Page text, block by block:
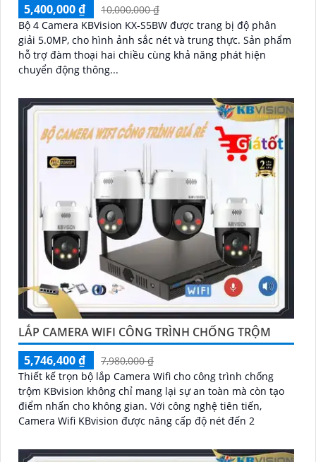
5,400,000 ₫
10,000,000 ₫
Bộ 4 Camera KBVision KX-S5BW được trang bị độ phân
giải 5.0MP, cho hình ảnh sắc nét và trung thực. Sản phẩm
hỗ trợ đàm thoại hai chiều cùng khả năng phát hiện
chuyển động thông...
LẮP CAMERA WIFI CÔNG TRÌNH CHỐNG TRỘM
5,746,400 ₫
7,980,000 ₫
Thiết kế trọn bộ lắp Camera Wifi cho công trình chống
trộm KBvision không chỉ mang lại sự an toàn mà còn tạo
điểm nhấn cho không gian. Với công nghệ tiên tiến,
Camera Wifi KBvision được nâng cấp độ nét đến 2